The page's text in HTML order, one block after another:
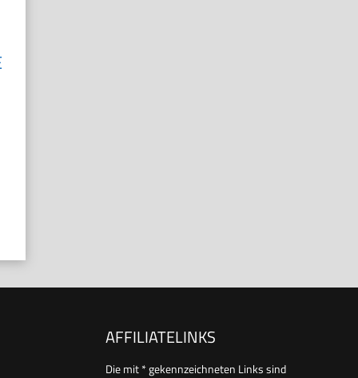
AFFILIATELINKS
Die mit * gekennzeichneten Links sind